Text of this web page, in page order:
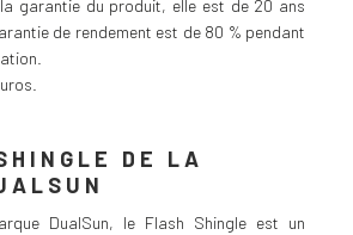
garantie du produit, elle est de 20 ans
de rendement est de 80 % pendant
DE LA
DualSun, le Flash Shingle est un